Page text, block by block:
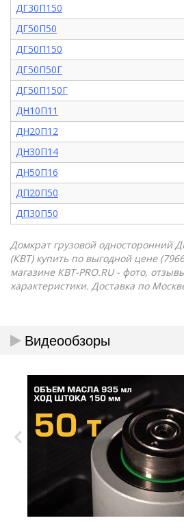
ДГ30П150
ДГ50П50
ДГ50П150
ДГ50П50Г
ДГ50П150Г
ДН10П11
ДН20П12
ДН30П14
ДН50П16
ДП20П50
ДП30П50
Домкрат грузовой односторонний
(КВТ) купить по выгодной цене
магазине КВТ-PRO.RU - фото,
характеристики. Доставка по
Видеообзоры